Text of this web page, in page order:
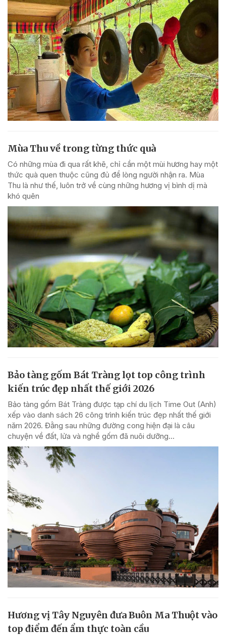
Mùa Thu về trong từng thức quà
Có những mùa đi qua rất khẽ, chỉ cần một mùi hương hay một
thức quà quen thuộc cũng đủ để lòng người nhận ra. Mùa
Thu là như thế, luôn trở về cùng những hương vị bình dị mà
khó quên
Bảo tàng gốm Bát Tràng lọt top công trình
kiến trúc đẹp nhất thế giới 2026
Bảo tàng gốm Bát Tràng được tạp chí du lịch Time Out (Anh)
xếp vào danh sách 26 công trình kiến trúc đẹp nhất thế giới
năm 2026. Đằng sau những đường cong hiện đại là câu
chuyện về đất, lửa và nghề gốm đã nuôi dưỡng...
Hương vị Tây Nguyên đưa Buôn Ma Thuột vào
top điểm đến ẩm thực toàn cầu